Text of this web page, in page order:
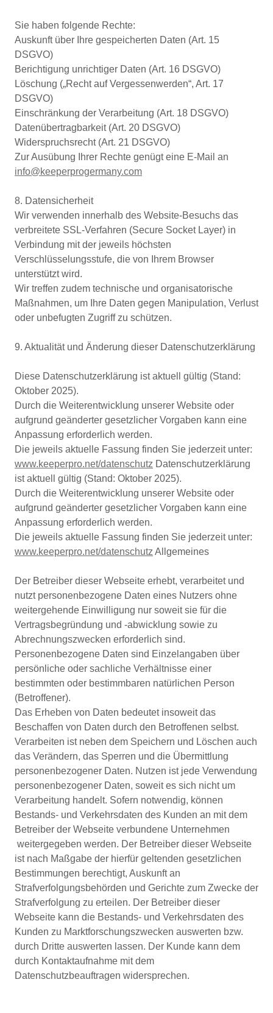
Sie haben folgende Rechte:
Auskunft über Ihre gespeicherten Daten (Art. 15
DSGVO)
Berichtigung unrichtiger Daten (Art. 16 DSGVO)
Löschung („Recht auf Vergessenwerden“, Art. 17
DSGVO)
Einschränkung der Verarbeitung (Art. 18 DSGVO)
Datenübertragbarkeit (Art. 20 DSGVO)
Widerspruchsrecht (Art. 21 DSGVO)
Zur Ausübung Ihrer Rechte genügt eine E-Mail an
info@keeperprogermany.com
8. Datensicherheit
Wir verwenden innerhalb des Website-Besuchs das
verbreitete SSL-Verfahren (Secure Socket Layer) in
Verbindung mit der jeweils höchsten
Verschlüsselungsstufe, die von Ihrem Browser
unterstützt wird.
Wir treffen zudem technische und organisatorische
Maßnahmen, um Ihre Daten gegen Manipulation, Verlust
oder unbefugten Zugriff zu schützen.
9. Aktualität und Änderung dieser Datenschutzerklärung
Diese Datenschutzerklärung ist aktuell gültig (Stand:
Oktober 2025).
Durch die Weiterentwicklung unserer Website oder
aufgrund geänderter gesetzlicher Vorgaben kann eine
Anpassung erforderlich werden.
Die jeweils aktuelle Fassung finden Sie jederzeit unter:
www.keeperpro.net/datenschutz Datenschutzerklärung
ist aktuell gültig (Stand: Oktober 2025).
Durch die Weiterentwicklung unserer Website oder
aufgrund geänderter gesetzlicher Vorgaben kann eine
Anpassung erforderlich werden.
Die jeweils aktuelle Fassung finden Sie jederzeit unter:
www.keeperpro.net/datenschutz Allgemeines
Der Betreiber dieser Webseite erhebt, verarbeitet und
nutzt personenbezogene Daten eines Nutzers ohne
weitergehende Einwilligung nur soweit sie für die
Vertragsbegründung und -abwicklung sowie zu
Abrechnungszwecken erforderlich sind.
Personenbezogene Daten sind Einzelangaben über
persönliche oder sachliche Verhältnisse einer
bestimmten oder bestimmbaren natürlichen Person
(Betroffener).
Das Erheben von Daten bedeutet insoweit das
Beschaffen von Daten durch den Betroffenen selbst.
Verarbeiten ist neben dem Speichern und Löschen auch
das Verändern, das Sperren und die Übermittlung
personenbezogener Daten. Nutzen ist jede Verwendung
personenbezogener Daten, soweit es sich nicht um
Verarbeitung handelt. Sofern notwendig, können
Bestands- und Verkehrsdaten des Kunden an mit dem
Betreiber der Webseite verbundene Unternehmen
weitergegeben werden. Der Betreiber dieser Webseite
ist nach Maßgabe der hierfür geltenden gesetzlichen
Bestimmungen berechtigt, Auskunft an
Strafverfolgungsbehörden und Gerichte zum Zwecke der
Strafverfolgung zu erteilen. Der Betreiber dieser
Webseite kann die Bestands- und Verkehrsdaten des
Kunden zu Marktforschungszwecken auswerten bzw.
durch Dritte auswerten lassen. Der Kunde kann dem
durch Kontaktaufnahme mit dem
Datenschutzbeauftragen widersprechen.